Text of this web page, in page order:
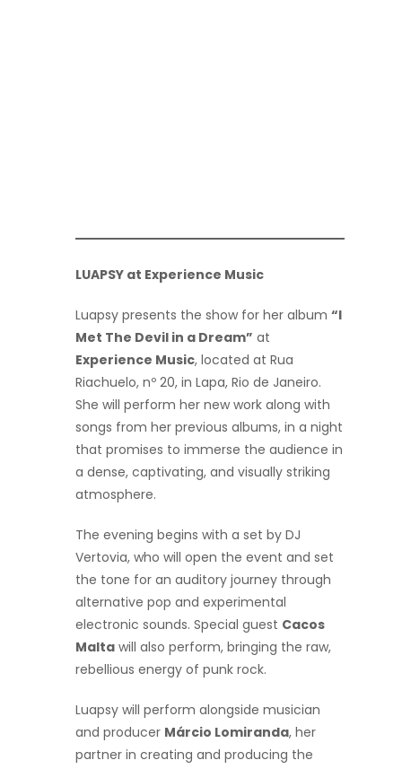
LUAPSY at Experience Music
Luapsy presents the show for her album “I
Met The Devil in a Dream” at
Experience Music, located at Rua
Riachuelo, nº 20, in Lapa, Rio de Janeiro.
She will perform her new work along with
songs from her previous albums, in a night
that promises to immerse the audience in
a dense, captivating, and visually striking
atmosphere.
The evening begins with a set by DJ
Vertovia, who will open the event and set
the tone for an auditory journey through
alternative pop and experimental
electronic sounds. Special guest Cacos
Malta will also perform, bringing the raw,
rebellious energy of punk rock.
Luapsy will perform alongside musician
and producer Márcio Lomiranda, her
partner in creating and producing the